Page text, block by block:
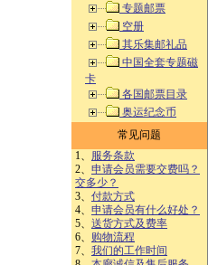
专题邮票
空册
其乐集邮礼品
中国全套专题磁
卡
各国邮票目录
奥运纪念币
常见问题
1、 服务条款
2、 申请会员需要交费吗？
交多少？
3、 付款方式
4、 申请会员有什么好处？
5、 送货方式及费率
6、 购物流程
7、 我们的工作时间